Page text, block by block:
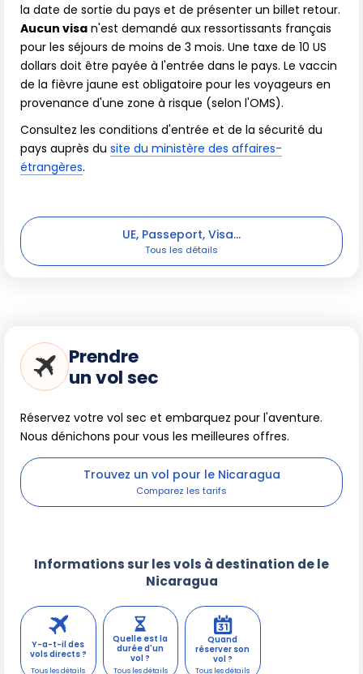
la date de sortie du pays et de présenter un billet retour.
Aucun visa n'est demandé aux ressortissants français
pour les séjours de moins de 3 mois. Une taxe de 10 US
dollars doit être payée à l'entrée dans le pays. Le vaccin
de la fièvre jaune est obligatoire pour les voyageurs en
provenance d'une zone à risque (selon l'OMS).
Consultez les conditions d'entrée et de la sécurité du
pays auprès du site du ministère des affaires-
étrangères.
UE, Passeport, Visa...
Prendre
un vol sec
Réservez votre vol sec et embarquez pour l'aventure.
Nous dénichons pour vous les meilleures offres.
Trouvez un vol pour le Nicaragua
Informations sur les vols à destination de le
Nicaragua
Y-a-t-il des
vols directs ?
Quelle est la
durée d'un
vol ?
Quand
réserver son
vol ?